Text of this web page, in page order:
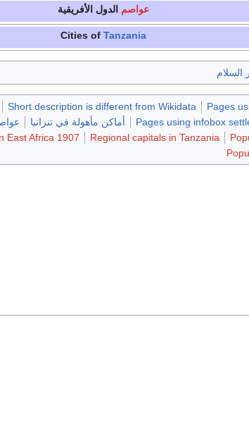
عواصم الدول الأفريقية
Cities of Tanzania
السلام
Pages
Short description is different from Wikidata
Pages using infobox
أماكن مأهولة في تنزانيا
Regional capitals in Tanzania
1907 establishments in German East Africa